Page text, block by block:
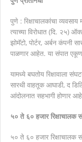
पुणे : रिक्षाचालकांचा
त्याच्या विरोधात (दि. २५)
झोमॅटो, पोर्टर, अर्बन कंपनी
पाळणार आहेत. या संपात एकूण
यामध्ये बघतोय रिक्षावाला
सारथी वाहतूक आघाडी, द
आंदोलनात सहभागी होणार
५० ते ६० हजार रिक्षाचालक
५० ते ६० हजार रिक्षाचालक